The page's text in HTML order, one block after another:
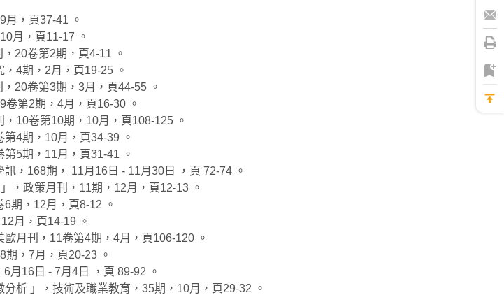
，頁37-41 。
月，頁11-17 。
20卷第2期，頁4-11 。
4期，2月，頁19-25 。
20卷第3期，3月，頁44-55 。
第2期，4月，頁16-30 。
10卷第10期，10月，頁108-125 。
4期，10月，頁34-39 。
5期，11月，頁31-41 。
，168期， 11月16日 - 11月30日 ，頁 72-74 。
，政策月刊，11期，12月，頁12-13 。
期，12月，頁8-12 。
月，頁14-19 。
月刊，11卷第4期，4月，頁106-120 。
，7月，頁20-23 。
月16日 - 7月4日 ，頁 89-92 。
析 」，技術及職業教育，35期，10月，頁29-32 。